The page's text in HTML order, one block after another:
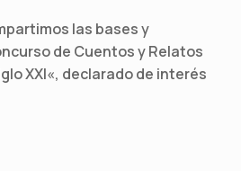
las bases y
de Cuentos y Relatos
XXI«, declarado de interés